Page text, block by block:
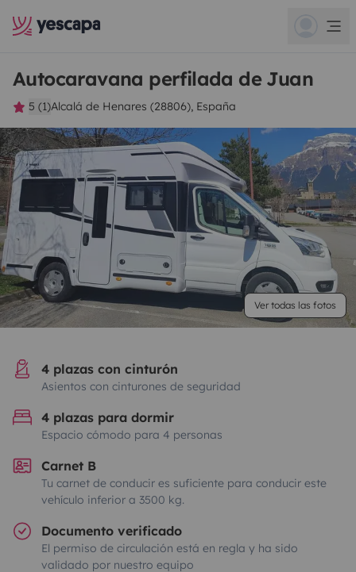
Autocaravana perfilada de Juan
5 (1)Alcalá de Henares (28806), España
Ver todas las fotos
4 plazas con cinturón
Asientos con cinturones de seguridad
4 plazas para dormir
Espacio cómodo para 4 personas
Carnet B
Tu carnet de conducir es suficiente para conducir este
vehículo inferior a 3500 kg.
Documento verificado
El permiso de circulación está en regla y ha sido
validado por nuestro equipo